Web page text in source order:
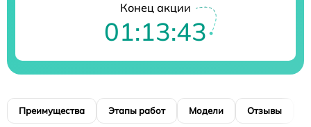
Конец акции
01:13:43
Преимущества Этапы работ Модели Отзывы